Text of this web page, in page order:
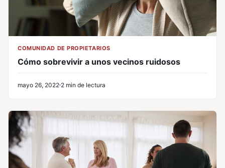
COMUNIDAD DE PROPIETARIOS
Cómo sobrevivir a unos vecinos ruidosos
mayo 26, 2022 2 min de lectura